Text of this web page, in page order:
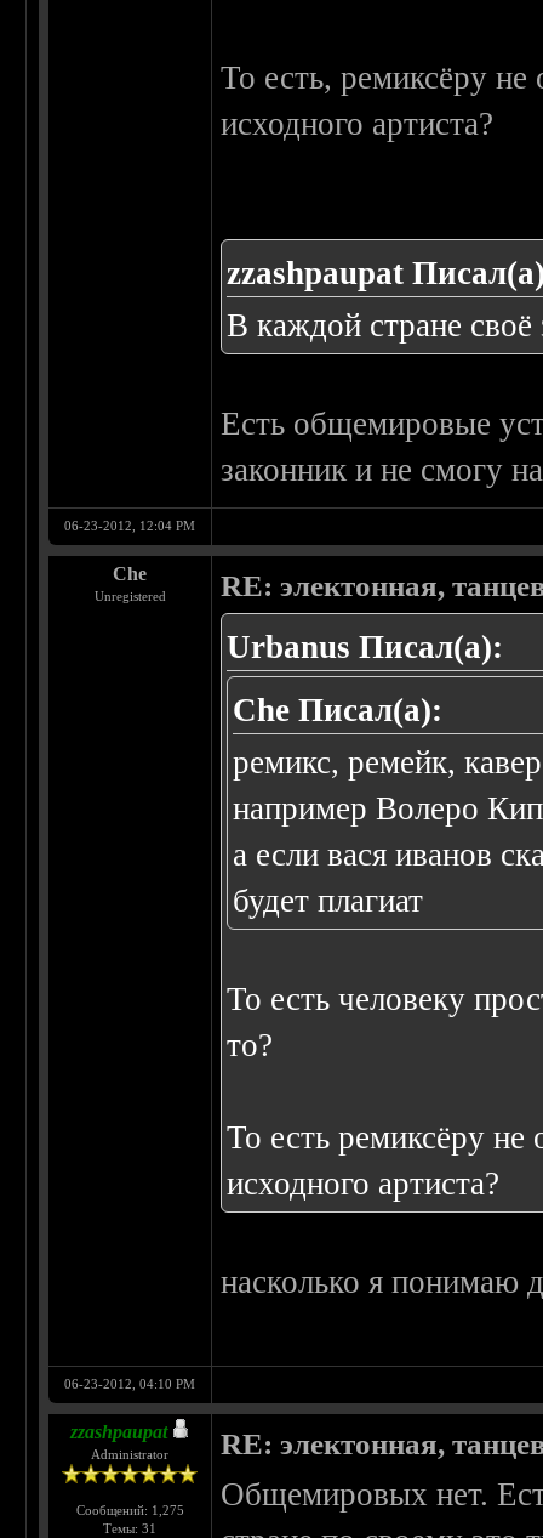
То есть, ремиксёру не
исходного артиста?
zzashpaupat
В каждой стране своё
Есть общемировые
законник и не смогу
06-23-2012, 12:04 PM
Che
Unregistered RE: электонная,
Urbanus Писал(а):
Che Писал(а):
ремикс, ремейк,
например Волеро
а если вася иванов
будет плагиат
То есть человеку
то?
То есть ремиксёру не
исходного артиста?
насколько я понимаю
06-23-2012, 04:10 PM
zzashpaupat
Administrator
Сообщений: 1,275
Темы: 31
RE: электонная,
Общемировых нет.